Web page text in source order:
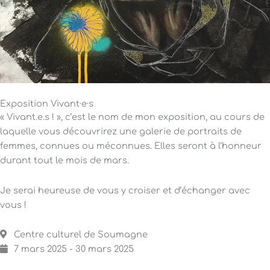
Exposition Vivant·e·s
« Vivant.e.s ! », c’est le nom de mon exposition, au cours de
laquelle vous découvrirez une galerie de portraits de
femmes, connues ou méconnues. Elles seront à l’honneur
durant tout le mois de mars.
Je serai heureuse de vous y croiser et d’échanger avec
vous !
Centre culturel de Soumagne
7 mars 2025 - 30 mars 2025